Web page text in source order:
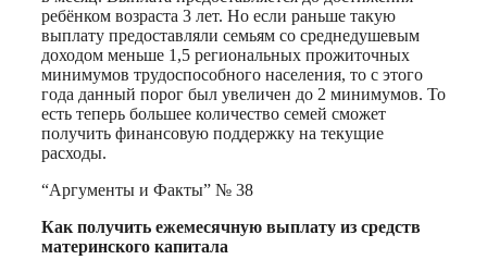
ребёнком возраста 3 лет. Но если раньше такую
выплату предоставляли семьям со средне­душевым
доходом меньше 1,5 региональных прожиточных
минимумов трудоспособного населения, то с этого
года данный порог был увеличен до 2 минимумов. То
есть теперь большее количество семей сможет
получить финансовую поддержку на текущие
расходы.
“Аргументы и Факты” № 38
Как получить ежемесячную выплату из средств
материнского капитала